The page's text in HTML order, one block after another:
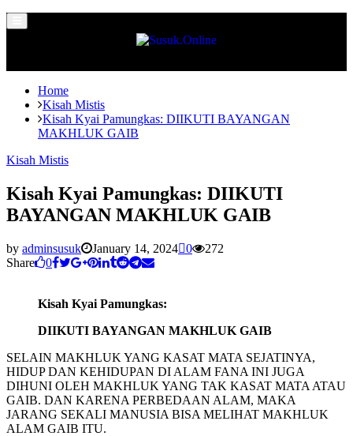
Menu
Home
Kisah Mistis
Kisah Kyai Pamungkas: DIIKUTI BAYANGAN
MAKHLUK GAIB
Kisah Mistis
Kisah Kyai Pamungkas: DIIKUTI
BAYANGAN MAKHLUK GAIB
by adminsusuk January 14, 2024 0
272
Share
0
Kisah Kyai Pamungkas:
DIIKUTI BAYANGAN MAKHLUK GAIB
SELAIN MAKHLUK YANG KASAT MATA SEJATINYA,
HIDUP DAN KEHIDUPAN DI ALAM FANA INI JUGA
DIHUNI OLEH MAKHLUK YANG TAK KASAT MATA ATAU
GAIB. DAN KARENA PERBEDAAN ALAM, MAKA
JARANG SEKALI MANUSIA BISA MELIHAT MAKHLUK
ALAM GAIB ITU.